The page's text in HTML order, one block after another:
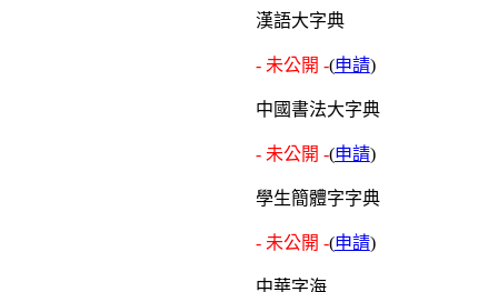
漢語大字典
- 未公開 -(申請)
中國書法大字典
- 未公開 -(申請)
學生簡體字字典
- 未公開 -(申請)
中華字海